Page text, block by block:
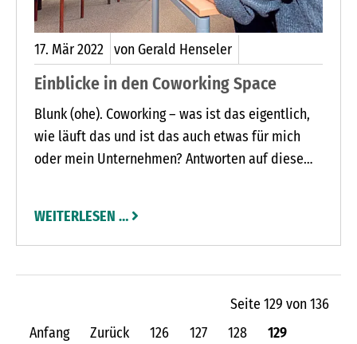
17. Mär2022 von Gerald Henseler
Einblicke in den Coworking Space
Blunk (ohe). Coworking – was ist das eigentlich,
wie läuft das und ist das auch etwas für mich
oder mein Unternehmen? Antworten auf diese
Schulze-Hamann ab sofort jeden Mittwoch von
14 bis 17 Uhr bei Kaffee und Kuchen im Landhaus
Schulze-Hamann in Blunk.
WEITERLESEN …
Seite 129 von 136
Anfang
Zurück 126 127 128
129